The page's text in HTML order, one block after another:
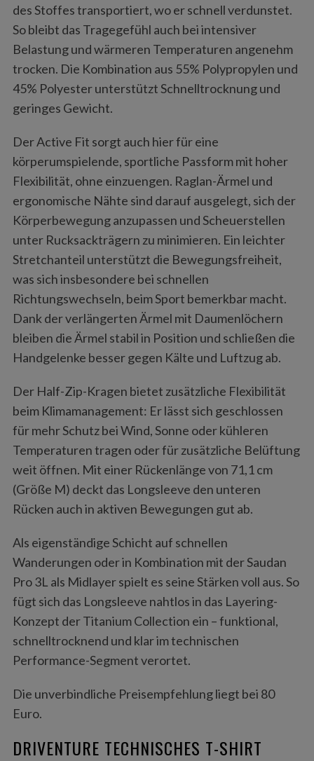
des Stoffes transportiert, wo er schnell verdunstet.
So bleibt das Tragegefühl auch bei intensiver
Belastung und wärmeren Temperaturen angenehm
trocken. Die Kombination aus 55% Polypropylen und
45% Polyester unterstützt Schnelltrocknung und
geringes Gewicht.
Der Active Fit sorgt auch hier für eine
körperumspielende, sportliche Passform mit hoher
Flexibilität, ohne einzuengen. Raglan-Ärmel und
ergonomische Nähte sind darauf ausgelegt, sich der
Körperbewegung anzupassen und Scheuerstellen
unter Rucksackträgern zu minimieren. Ein leichter
Stretchanteil unterstützt die Bewegungsfreiheit,
was sich insbesondere bei schnellen
Richtungswechseln, beim Sport bemerkbar macht.
Dank der verlängerten Ärmel mit Daumenlöchern
bleiben die Ärmel stabil in Position und schließen die
Handgelenke besser gegen Kälte und Luftzug ab.
Der Half-Zip-Kragen bietet zusätzliche Flexibilität
beim Klimamanagement: Er lässt sich geschlossen
für mehr Schutz bei Wind, Sonne oder kühleren
Temperaturen tragen oder für zusätzliche Belüftung
weit öffnen. Mit einer Rückenlänge von 71,1 cm
(Größe M) deckt das Longsleeve den unteren
Rücken auch in aktiven Bewegungen gut ab.
Als eigenständige Schicht auf schnellen
Wanderungen oder in Kombination mit der Saudan
Pro 3L als Midlayer spielt es seine Stärken voll aus. So
fügt sich das Longsleeve nahtlos in das Layering-
Konzept der Titanium Collection ein – funktional,
schnelltrocknend und klar im technischen
Performance-Segment verortet.
Die unverbindliche Preisempfehlung liegt bei 80
Euro.
DRIVENTURE TECHNISCHES T-SHIRT